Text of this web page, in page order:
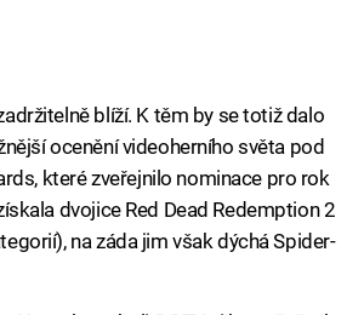
blíží. K těm by se totiž dalo
ocenění videoherního světa pod
které zveřejnilo nominace pro rok
dvojice Red Dead Redemption 2
na záda jim však dýchá Spider-